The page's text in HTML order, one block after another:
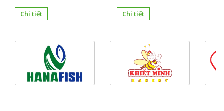
Chi tiết Chi tiết